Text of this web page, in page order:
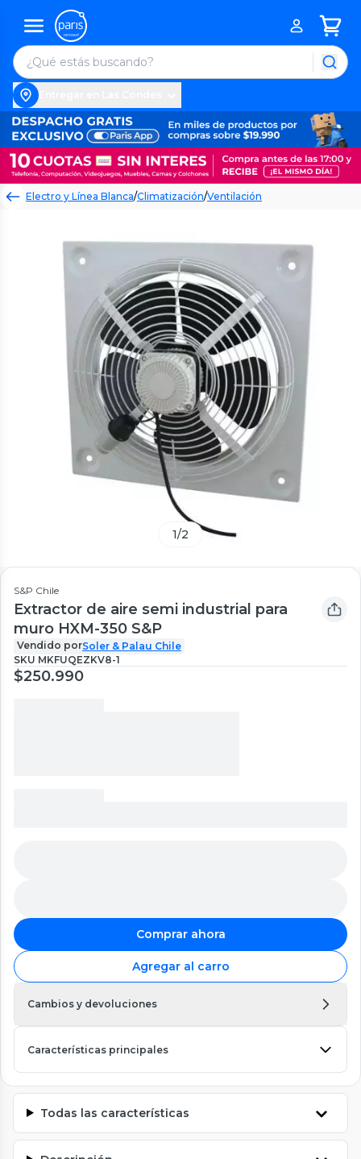
Electro y Línea Blanca/Climatización/Ventilación
1/2
S&P Chile
Extractor de aire semi industrial para
muro HXM-350 S&P
Vendido porSoler & Palau Chile
SKU MKFUQEZKV8-1
$250.990
Comprar ahora
Agregar al carro
Cambios y devoluciones
Características principales
Todas las características